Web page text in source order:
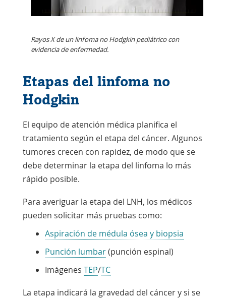
Rayos X de un linfoma no Hodgkin pediátrico con
evidencia de enfermedad.
Etapas del linfoma no
Hodgkin
El equipo de atención médica planifica el
tratamiento según el etapa del cáncer. Algunos
tumores crecen con rapidez, de modo que se
debe determinar la etapa del linfoma lo más
rápido posible.
Para averiguar la etapa del LNH, los médicos
pueden solicitar más pruebas como:
Aspiración de médula ósea y biopsia
Punción lumbar(punción espinal)
Imágenes TEP/TC
La etapa indicará la gravedad del cáncer y si se